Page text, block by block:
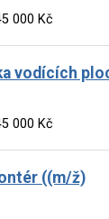
000 Kč
vodících
000 Kč
((m/ž)